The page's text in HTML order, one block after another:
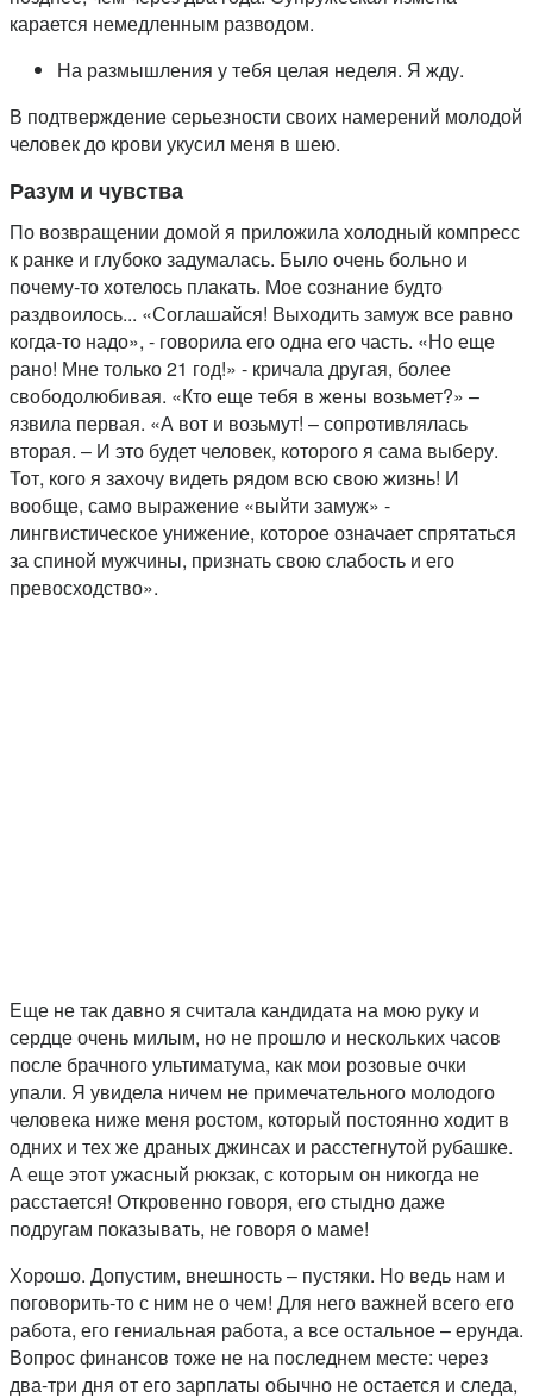
карается немедленным разводом.
На размышления у тебя целая неделя. Я жду.
В подтверждение серьезности своих намерений молодой
человек до крови укусил меня в шею.
Разум и чувства
По возвращении домой я приложила холодный компресс
к ранке и глубоко задумалась. Было очень больно и
почему-то хотелось плакать. Мое сознание будто
раздвоилось... «Соглашайся! Выходить замуж все равно
когда-то надо», - говорила его одна его часть. «Но еще
рано! Мне только 21 год!» - кричала другая, более
свободолюбивая. «Кто еще тебя в жены возьмет?» –
язвила первая. «А вот и возьмут! – сопротивлялась
вторая. – И это будет человек, которого я сама выберу.
Тот, кого я захочу видеть рядом всю свою жизнь! И
вообще, само выражение «выйти замуж» -
лингвистическое унижение, которое означает спрятаться
за спиной мужчины, признать свою слабость и его
превосходство».
Еще не так давно я считала кандидата на мою руку и
сердце очень милым, но не прошло и нескольких часов
после брачного ультиматума, как мои розовые очки
упали. Я увидела ничем не примечательного молодого
человека ниже меня ростом, который постоянно ходит в
одних и тех же драных джинсах и расстегнутой рубашке.
А еще этот ужасный рюкзак, с которым он никогда не
расстается! Откровенно говоря, его стыдно даже
подругам показывать, не говоря о маме!
Хорошо. Допустим, внешность – пустяки. Но ведь нам и
поговорить-то с ним не о чем! Для него важней всего его
работа, его гениальная работа, а все остальное – ерунда.
Вопрос финансов тоже не на последнем месте: через
два-три дня от его зарплаты обычно не остается и следа,